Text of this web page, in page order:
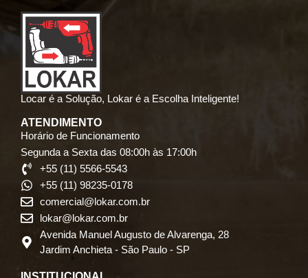
Locar é a Solução, Lokar é a Escolha Inteligente!
ATENDIMENTO
Horário de Funcionamento
Segunda a Sexta das 08:00h às 17:00h
+55 (11) 5566-5543
+55 (11) 98235-0178
comercial@lokar.com.br
lokar@lokar.com.br
Avenida Manuel Augusto de Alvarenga, 28
Jardim Anchieta - São Paulo - SP